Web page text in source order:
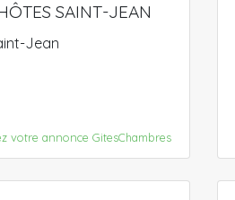
SAINT-JEAN
Jean
votre annonce GitesChambres